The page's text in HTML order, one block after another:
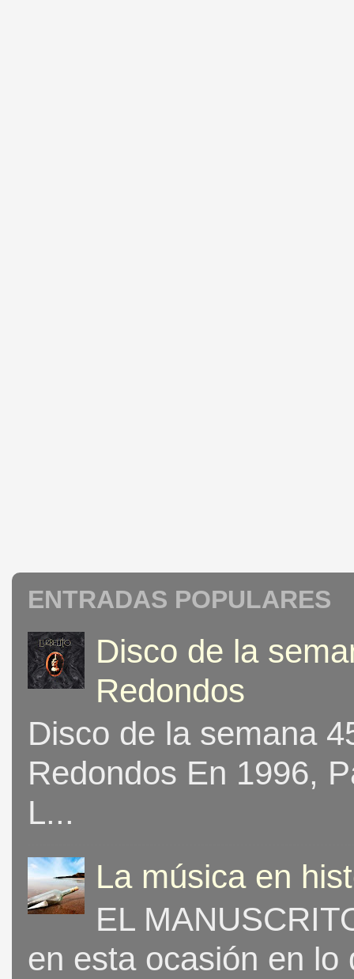
ENTRADAS POPULARES
Disco de la
Redondos
Disco de la semana
Redondos En 1996,
L...
La música en
EL
en esta ocasión en